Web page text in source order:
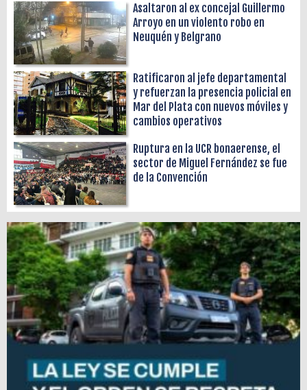
Asaltaron al ex concejal Guillermo
Arroyo en un violento robo en
Neuquén y Belgrano
Ratificaron al jefe departamental
y refuerzan la presencia policial en
Mar del Plata con nuevos móviles y
cambios operativos
Ruptura en la UCR bonaerense, el
sector de Miguel Fernández se fue
de la Convención